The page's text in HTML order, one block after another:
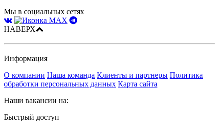
Мы в социальных сетях
НАВЕРХ
Информация
О компании Наша команда Клиенты и партнеры Политика
обработки персональных данных Карта сайта
Наши вакансии на:
Быстрый доступ